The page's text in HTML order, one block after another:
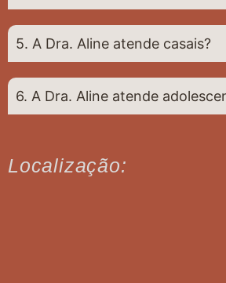
5. A Dra. Aline atende casais?
6. A Dra. Aline atende
Localização: